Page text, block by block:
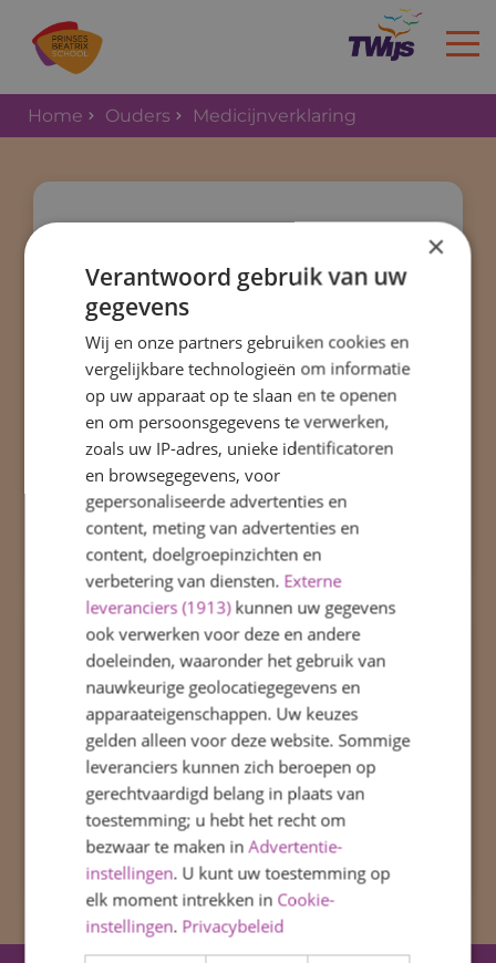
Home
Home Ouders Medicijnverklaring
Wanneer uw zoon of dochter medicatie
toegedient moet krijgen op school
vragen wij aan u om een verklaring
daarvoor in te vullen. U kunt de
verklaring vinden in het
medicijnprotocol.
Medicijnprotocol
×
Verantwoord gebruik van uw
gegevens
Wij en onze partners gebruiken cookies en
vergelijkbare technologieën om informatie
op uw apparaat op te slaan en te openen
en om persoonsgegevens te verwerken,
zoals uw IP-adres, unieke identificatoren
en browsegegevens, voor
gepersonaliseerde advertenties en
content, meting van advertenties en
content, doelgroepinzichten en
verbetering van diensten. Externe
leveranciers (1913)kunnen uw gegevens
ook verwerken voor deze en andere
doeleinden, waaronder het gebruik van
nauwkeurige geolocatiegegevens en
apparaateigenschappen. Uw keuzes
gelden alleen voor deze website. Sommige
leveranciers kunnen zich beroepen op
gerechtvaardigd belang in plaats van
toestemming; u hebt het recht om
bezwaar te maken inAdvertentie-
instellingen. U kunt uw toestemming op
elk moment intrekken in Cookie-
instellingen. Privacybeleid